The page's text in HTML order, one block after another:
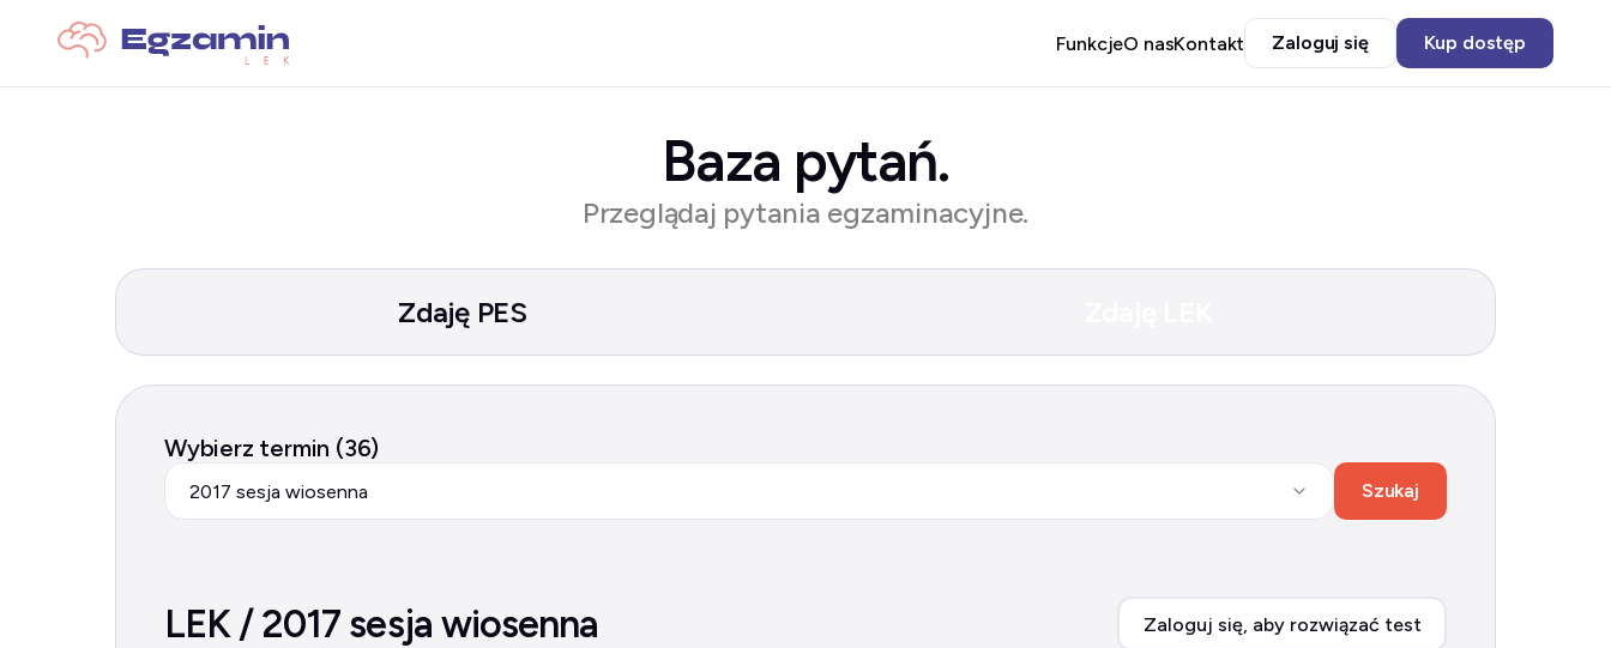
FunkcjeO nasKontakt Zaloguj się Kup dostęp
Baza pytań.
Przeglądaj pytania egzaminacyjne.
Zdaję PES
Wybierz termin (36)
2017 sesja wiosenna Szukaj
LEK / 2017 sesja wiosenna Zaloguj się, aby rozwiązać test